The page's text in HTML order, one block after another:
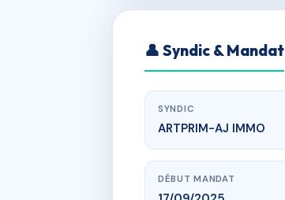
👤 Syndic & Mandat
SYNDIC
ARTPRIM-AJ IMMO
DÉBUT MANDAT